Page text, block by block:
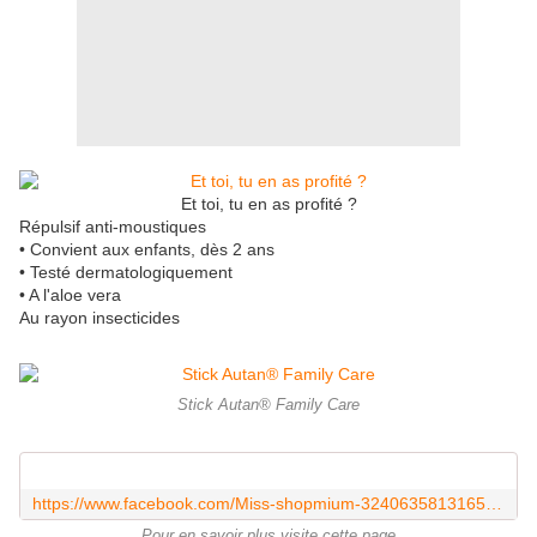
Et toi, tu en as profité ?
Répulsif anti-moustiques
• Convient aux enfants, dès 2 ans
• Testé dermatologiquement
• A l'aloe vera
Au rayon insecticides
Stick Autan® Family Care